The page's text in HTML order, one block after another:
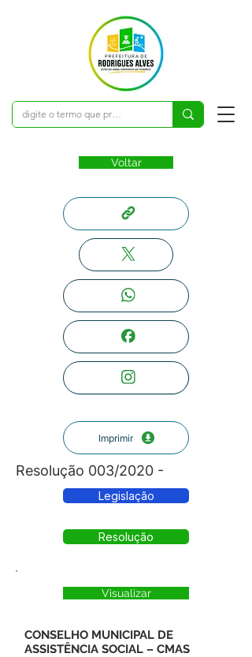
Voltar
Imprimir
Resolução 003/2020 -
Legislação
Resolução
Visualizar
CONSELHO MUNICIPAL DE
ASSISTÊNCIA SOCIAL – CMAS